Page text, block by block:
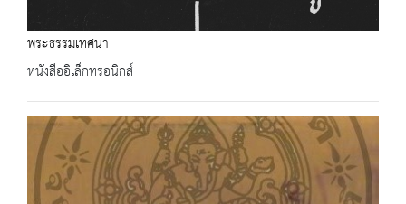
พระธรรมเทศนา
หนังสืออิเล็กทรอนิกส์